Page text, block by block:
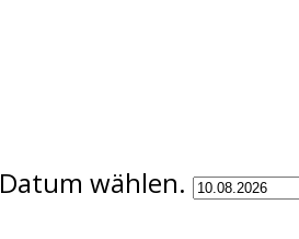
Datum wählen.